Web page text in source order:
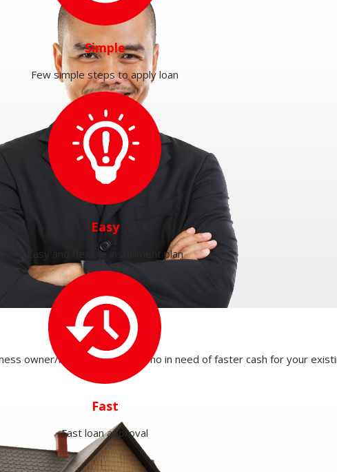
owner/business entities who in need of faster cash for your
Simple
Few simple steps to apply loan
Easy
Easy and flexible installment plan
Fast
Fast loan approval